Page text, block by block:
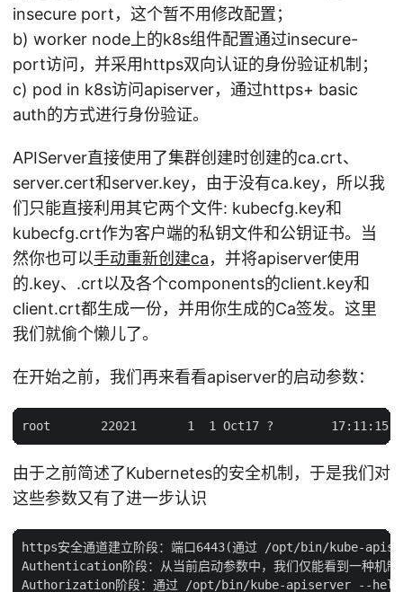
insecure port，这个暂不用修改配置；
b) worker node上的k8s组件配置通过insecure-
port访问，并采用https双向认证的身份验证机制；
c) pod in k8s访问apiserver，通过https+ basic
auth的方式进行身份验证。
APIServer直接使用了集群创建时创建的ca.crt、
server.cert和server.key，由于没有ca.key，所以我
们只能直接利用其它两个文件: kubecfg.key和
kubecfg.crt作为客户端的私钥文件和公钥证书。当
然你也可以手动重新创建ca，并将apiserver使用
的.key、.crt以及各个components的client.key和
client.crt都生成一份，并用你生成的Ca签发。这里
我们就偷个懒儿了。
在开始之前，我们再来看看apiserver的启动参数：
由于之前简述了Kubernetes的安全机制，于是我们对
这些参数又有了进一步认识
https安全通道建立阶段：端口6443(通过 /opt/bin/kube-
Authentication阶段：从当前启动参数中，我们仅能看到
Authorization阶段：通过 /opt/bin/kube-apiserver --help查